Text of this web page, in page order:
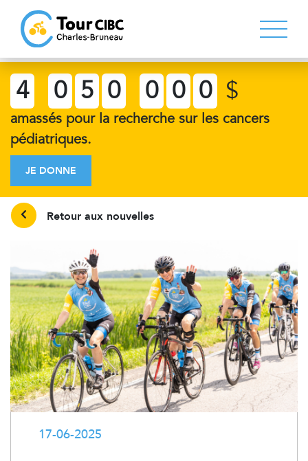
4 0 5 0 0 0 0 $
amassés pour la recherche sur les cancers
pédiatriques.
JE DONNE
Retour aux nouvelles
17-06-2025